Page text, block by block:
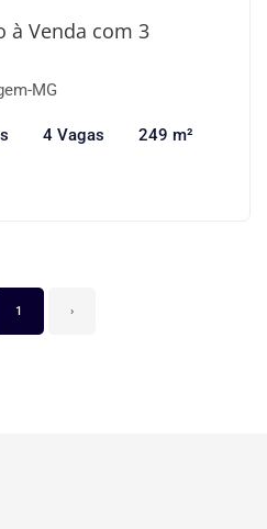
à Venda com 3
MG
4 Vagas 249 m²
1 ›